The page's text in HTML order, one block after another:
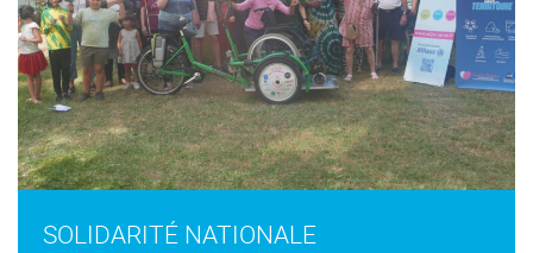
SOLIDARITÉ NATIONALE